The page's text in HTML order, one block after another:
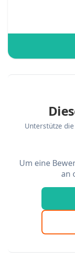
Unterstütze
Um eine
an